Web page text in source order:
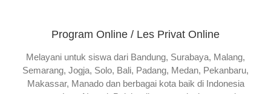
Program Online / Les Privat Online
Melayani untuk siswa dari Bandung, Surabaya, Malang,
Semarang, Jogja, Solo, Bali, Padang, Medan, Pekanbaru,
Makassar, Manado dan berbagai kota baik di Indonesia